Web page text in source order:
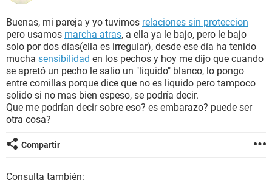
BIENESTAR
SEXUALIDAD
GLOSARIO
Buenas, mi pareja y yo tuvimos relaciones sin proteccion
pero usamos marcha atras, a ella ya le bajo, pero le bajo
solo por dos días(ella es irregular), desde ese día ha tenido
mucha sensibilidad en los pechos y hoy me dijo que cuando
se apretó un pecho le salio un "liquido" blanco, lo pongo
entre comillas porque dice que no es liquido pero tampoco
solido si no mas bien espeso, se podría decir.
Que me podrían decir sobre eso? es embarazo? puede ser
otra cosa?
Compartir
Consulta también: